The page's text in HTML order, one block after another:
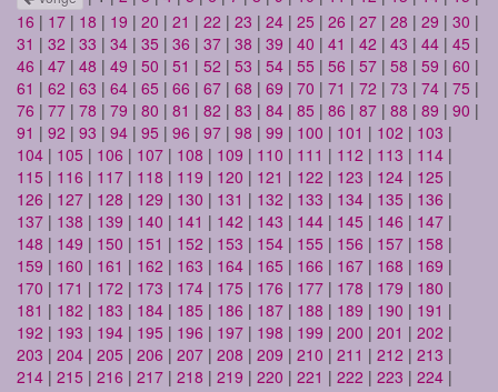
16 | 17 | 18 | 19 | 20 | 21 | 22 | 23 | 24 | 25 | 26 | 27 | 28 | 29 | 30 |
31 | 32 | 33 | 34 | 35 | 36 | 37 | 38 | 39 | 40 | 41 | 42 | 43 | 44 | 45 |
46 | 47 | 48 | 49 | 50 | 51 | 52 | 53 | 54 | 55 | 56 | 57 | 58 | 59 | 60 |
61 | 62 | 63 | 64 | 65 | 66 | 67 | 68 | 69 | 70 | 71 | 72 | 73 | 74 | 75 |
76 | 77 | 78 | 79 | 80 | 81 | 82 | 83 | 84 | 85 | 86 | 87 | 88 | 89 | 90 |
91 | 92 | 93 | 94 | 95 | 96 | 97 | 98 | 99 | 100 | 101 | 102 | 103 |
104 | 105 | 106 | 107 | 108 | 109 | 110 | 111 | 112 | 113 | 114 |
115 | 116 | 117 | 118 | 119 | 120 | 121 | 122 | 123 | 124 | 125 |
126 | 127 | 128 | 129 | 130 | 131 | 132 | 133 | 134 | 135 | 136 |
137 | 138 | 139 | 140 | 141 | 142 | 143 | 144 | 145 | 146 | 147 |
148 | 149 | 150 | 151 | 152 | 153 | 154 | 155 | 156 | 157 | 158 |
159 | 160 | 161 | 162 | 163 | 164 | 165 | 166 | 167 | 168 | 169 |
170 | 171 | 172 | 173 | 174 | 175 | 176 | 177 | 178 | 179 | 180 |
181 | 182 | 183 | 184 | 185 | 186 | 187 | 188 | 189 | 190 | 191 |
192 | 193 | 194 | 195 | 196 | 197 | 198 | 199 | 200 | 201 | 202 |
203 | 204 | 205 | 206 | 207 | 208 | 209 | 210 | 211 | 212 | 213 |
214 | 215 | 216 | 217 | 218 | 219 | 220 | 221 | 222 | 223 | 224 |